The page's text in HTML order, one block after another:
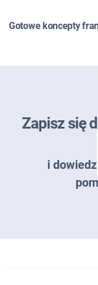
Gotowe koncepty
Zapisz się
i